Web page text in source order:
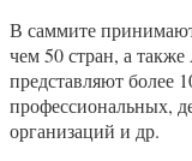
В саммите принимают
чем 50 стран, а
представляют более
профессиональных,
организаций и др.